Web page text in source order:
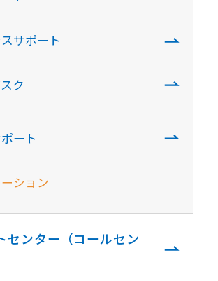
サポート
ク
ート
ション
センター（コールセン